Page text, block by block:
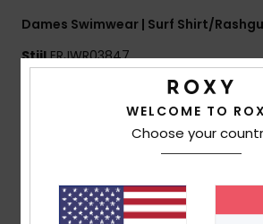
Dames Swimwear | Surf Shirt/
StijlERJWR03847
Atlas-collectie
Zachte, bestendige en
Fit:Aansluitend
WELCOME TO
Choose your